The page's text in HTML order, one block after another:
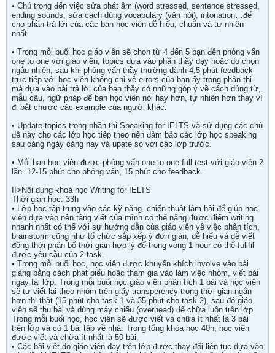
• Chú trọng đến việc sửa phát âm (word stressed, sentence stressed,
ending sounds, sửa cách dùng vocabulary (văn nói), intonation…để
cho phần trả lời của các bạn học viên dễ hiểu, chuẩn và tự nhiên
nhất.
• Trong mỗi buổi học giáo viên sẽ chọn từ 4 đến 5 bạn đến phỏng vấn
one to one với giáo viên, topics dựa vào phần thầy dạy hoặc do chọn
ngẫu nhiên, sau khi phỏng vấn thầy thường dành 4,5 phút feedback
trực tiếp với học viên không chỉ về errors của bạn ấy trong phần thi
mà dựa vào bài trả lời của bạn thầy có những góp ý về cách dùng từ,
mẫu câu, ngữ pháp để bạn học viên nói hay hơn, tự nhiên hơn thay vì
đi bắt chước các example của người khác.
• Update topics trong phần thi Speaking for IELTS và sử dụng các chủ
đề này cho các lớp học tiếp theo nên đảm bảo các lớp học speaking
sau càng ngày càng hay và upate so với các lớp trước.
• Mỗi bạn học viên được phỏng vấn one to one full test với giáo viên 2
lần. 12-15 phút cho phỏng vấn, 15 phút cho feedback.
II>Nội dung khoá học Writing for IELTS
Thời gian học: 33h
• Lớp học tập trung vào các kỹ năng, chiến thuật làm bài để giúp học
viên dựa vào nền tảng viết của mình có thể nâng được điểm writing
nhanh nhất có thể với sự hướng dẫn của giáo viên về việc phân tích,
brainstorm cũng như tổ chức sắp xếp ý đơn giản, dễ hiểu và dễ viết
đồng thời phân bổ thời gian hợp lý để trong vòng 1 hour có thể fullfil
được yêu cầu của 2 task.
• Trong mỗi buổi học, học viên được khuyến khích involve vào bài
giảng bằng cách phát biểu hoặc tham gia vào làm việc nhóm, viết bài
ngay tại lớp. Trong mỗi buổi học giáo viên phân tích 1 bài và học viên
sẽ tự viết lại theo nhóm trên giấy transperency trong thời gian ngắn
hơn thi thật (15 phút cho task 1 và 35 phút cho task 2), sau đó giáo
viên sẽ thu bài và dùng máy chiếu (overhead) để chữa luôn trên lớp.
Trong mỗi buổi học, học viên sẽ được viết và chữa ít nhất là 3 bài
trên lớp và có 1 bài tập về nhà. Trong tổng khóa học 40h, học viên
được viết và chữa ít nhất là 50 bài.
• Các bài viết do giáo viên dạy trên lớp được thay đổi liên tục dựa vào